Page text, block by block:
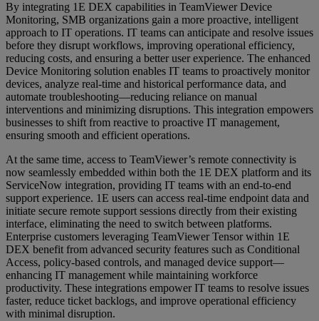
By integrating 1E DEX capabilities in TeamViewer Device
Monitoring, SMB organizations gain a more proactive, intelligent
approach to IT operations. IT teams can anticipate and resolve issues
before they disrupt workflows, improving operational efficiency,
reducing costs, and ensuring a better user experience. The enhanced
Device Monitoring solution enables IT teams to proactively monitor
devices, analyze real-time and historical performance data, and
automate troubleshooting—reducing reliance on manual
interventions and minimizing disruptions. This integration empowers
businesses to shift from reactive to proactive IT management,
ensuring smooth and efficient operations.
At the same time, access to TeamViewer’s remote connectivity is
now seamlessly embedded within both the 1E DEX platform and its
ServiceNow integration, providing IT teams with an end-to-end
support experience. 1E users can access real-time endpoint data and
initiate secure remote support sessions directly from their existing
interface, eliminating the need to switch between platforms.
Enterprise customers leveraging TeamViewer Tensor within 1E
DEX benefit from advanced security features such as Conditional
Access, policy-based controls, and managed device support—
enhancing IT management while maintaining workforce
productivity. These integrations empower IT teams to resolve issues
faster, reduce ticket backlogs, and improve operational efficiency
with minimal disruption.